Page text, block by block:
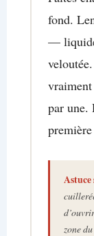
fond.
—
par une.
Astuce
zone